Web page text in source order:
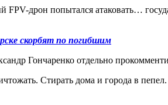
FPV-дрон попытался атаковать…
скорбят по погибшим
Гончаренко отдельно
Стирать дома и города в